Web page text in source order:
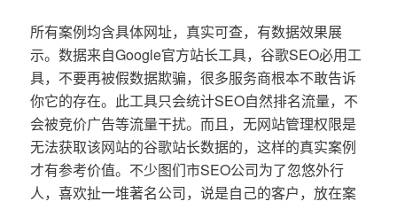
所有案例均含具体网址，真实可查，有数据效果展
示。数据来自Google官方站长工具，谷歌SEO必用工
具，不要再被假数据欺骗，很多服务商根本不敢告诉
你它的存在。此工具只会统计SEO自然排名流量，不
会被竞价广告等流量干扰。而且，无网站管理权限是
无法获取该网站的谷歌站长数据的，这样的真实案例
才有参考价值。不少图们市SEO公司为了忽悠外行
人，喜欢扯一堆著名公司，说是自己的客户，放在案